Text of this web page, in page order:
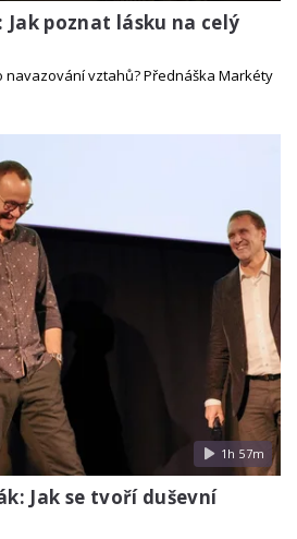
poznat lásku na celý
navazování vztahů? Přednáška Markéty
1h 57m
Jak se tvoří duševní